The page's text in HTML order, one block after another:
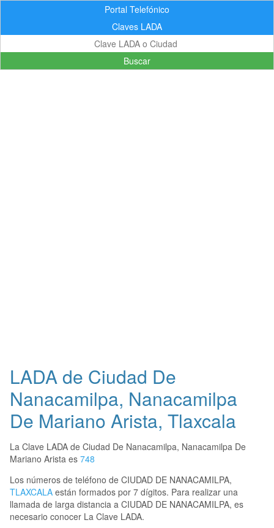
Portal Telefónico
Claves LADA
Buscar
LADA de Ciudad De
Nanacamilpa, Nanacamilpa
De Mariano Arista, Tlaxcala
La Clave LADA de Ciudad De Nanacamilpa, Nanacamilpa De
Mariano Arista es 748
Los números de teléfono de CIUDAD DE NANACAMILPA,
TLAXCALA están formados por 7 dígitos. Para realizar una
llamada de larga distancia a CIUDAD DE NANACAMILPA, es
necesario conocer La Clave LADA.